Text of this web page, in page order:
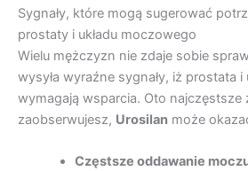
Sygnały, które mogą sugerować
prostaty i układu moczowego
Wielu mężczyzn nie zdaje sobie
wysyła wyraźne sygnały, iż prostata i
wymagają wsparcia. Oto najczęstsze
zaobserwujesz, Urosilan może
Częstsze oddawanie